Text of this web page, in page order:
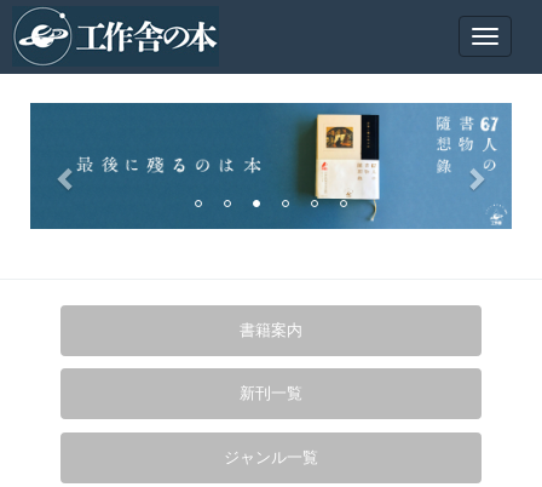
Toggle
書籍案内
新刊一覧
ジャンル一覧